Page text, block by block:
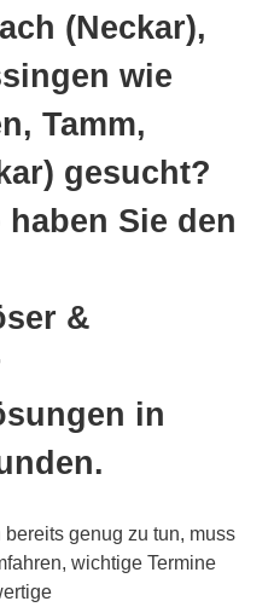
(Neckar),
wie
Tamm,
gesucht?
Sie den
&
in
genug zu tun, muss
wichtige Termine